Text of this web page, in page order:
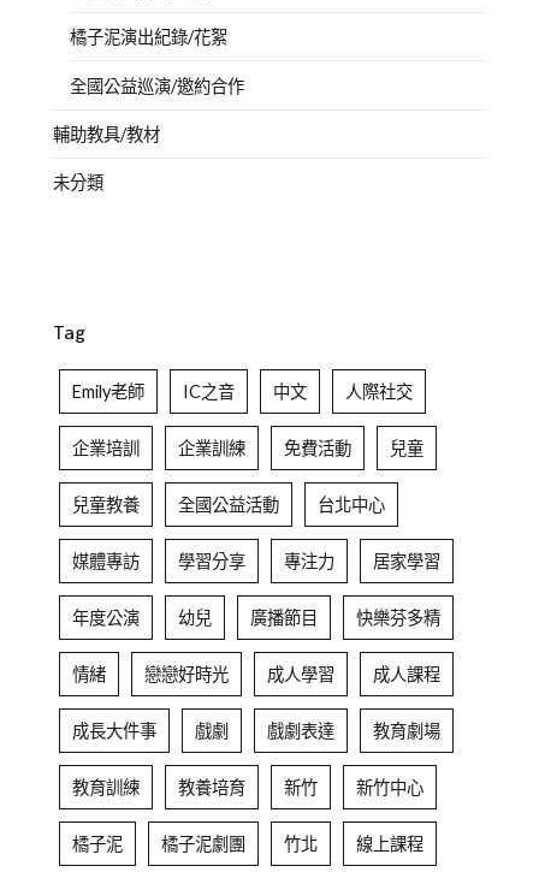
橘子泥演出紀錄/花絮
全國公益巡演/邀約合作
輔助教具/教材
未分類
Tag
Emily老師 IC之音 中文 人際社交
企業培訓 企業訓練 免費活動 兒童
兒童教養 全國公益活動 台北中心
媒體專訪 學習分享 專注力 居家學習
年度公演 幼兒 廣播節目 快樂芬多精
情緒 戀戀好時光 成人學習 成人課程
成長大件事 戲劇 戲劇表達 教育劇場
教育訓練 教養培育 新竹 新竹中心
橘子泥 橘子泥劇團 竹北 線上課程